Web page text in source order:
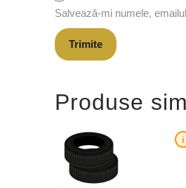
Salvează-mi numele,
Produse
i